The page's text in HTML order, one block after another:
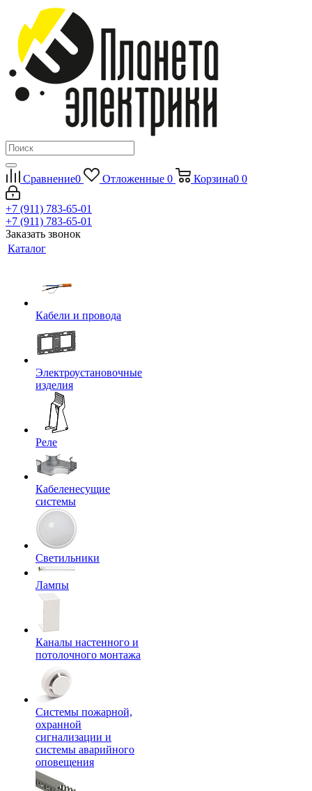
Сравнение0 Отложенные 0 Корзина0 0
+7 (911) 783-65-01
+7 (911) 783-65-01
Заказать звонок
Каталог
Кабели и провода
Электроустановочные
изделия
Реле
Кабеленесущие
системы
Светильники
Лампы
Каналы настенного и
потолочного монтажа
Системы пожарной,
охранной
сигнализации и
системы аварийного
оповещения